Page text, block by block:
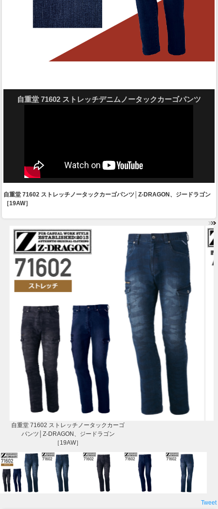
自重堂 71602 ストレッチデニムノータックカーゴパンツ
自重堂 71602 ストレッチノータックカーゴパンツ│Z-DRAGON、ジードラゴン
［19AW］
自重堂 71602 ストレッチノータックカーゴ
パンツ│Z-DRAGON、ジードラゴン
［19AW］
Tweet